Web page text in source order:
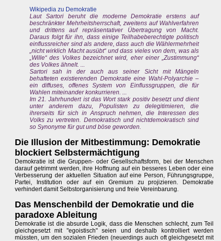
Wikipedia zu Demokratie
Laut Sartori beruht die moderne Demokratie erstens auf
beschränkter Mehrheitsherrschaft, zweitens auf Wahlverfahren
und drittens auf repräsentativer Übertragung von Macht.
Daraus folgt für ihn, dass einige Teilhabeberechtigte politisch
einflussreicher sind als andere, dass auch die Wählermehrheit
„nicht wirklich Macht ausübt“ und dass vieles von dem, was als
„Wille“ des Volkes bezeichnet wird, eher einer „Zustimmung“
des Volkes ähnelt. ...
Sartori sah in der auch aus seiner Sicht mit Mängeln
behafteten existierenden Demokratie eine Wahl-Polyarchie –
ein diffuses, offenes System von Einflussgruppen, die für
Wahlen miteinander konkurrieren. ...
Im 21. Jahrhundert ist das Wort stark positiv besetzt und dient
unter anderem dazu, Populisten zu delegitimieren, die
ihrerseits für sich in Anspruch nehmen, die Interessen des
Volks zu vertreten. Demokratisch und nichtdemokratisch sind
so Synonyme für gut und böse geworden.
Die Illusion der Mitbestimmung: Demokratie
blockiert Selbstermächtigung
Demokratie ist die Gruppen- oder Gesellschaftsform, bei der Menschen
darauf getrimmt werden, ihre Hoffnung auf ein besseres Leben oder eine
Verbesserung der aktuellen Situation auf eine Person, Führungsgruppe,
Partei, Institution oder auf ein Gremium zu projizieren. Demokratie
verhindert damit Selbstorganisierung und freie Vereinbarung.
Das Menschenbild der Demokratie und die
paradoxe Ableitung
Demokratie ist die absurde Logik, dass die Menschen schlecht, zum Teil
gleichgesetzt mit "egoistisch" seien und deshalb kontrolliert werden
müssten, um den sozialen Frieden (neuerdings auch oft gleichgesetzt mit